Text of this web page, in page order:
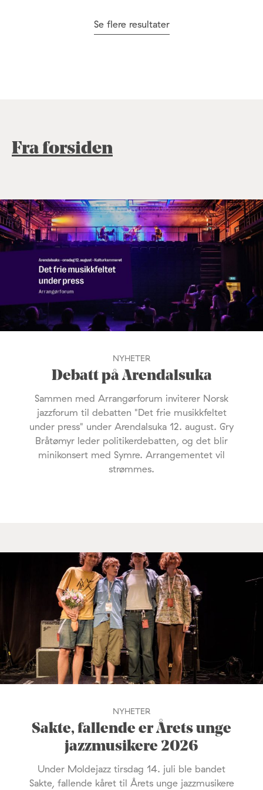
Se flere resultater
Fra forsiden
NYHETER
Debatt på Arendalsuka
Sammen med Arrangørforum inviterer Norsk
jazzforum til debatten "Det frie musikkfeltet
under press" under Arendalsuka 12. august. Gry
Bråtømyr leder politikerdebatten, og det blir
minikonsert med Symre. Arrangementet vil
strømmes.
NYHETER
Sakte, fallende er Årets unge
jazzmusikere 2026
Under Moldejazz tirsdag 14. juli ble bandet
Sakte, fallende kåret til Årets unge jazzmusikere